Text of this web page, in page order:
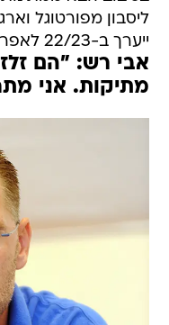
ליסבון מפורטוגל
ייערך ב-22/23 לאפריל, הגומלין כעבור שבוע.
אבי רש: "הם
מתיקות. אני